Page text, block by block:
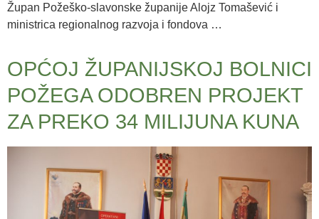
Župan Požeško-slavonske županije Alojz Tomašević i
ministrica regionalnog razvoja i fondova …
OPĆOJ ŽUPANIJSKOJ BOLNICI
POŽEGA ODOBREN PROJEKT
ZA PREKO 34 MILIJUNA KUNA